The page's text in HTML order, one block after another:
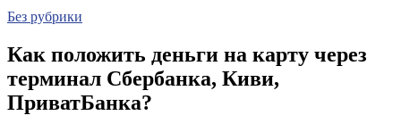
Без рубрики
Как положить деньги на карту через
терминал Сбербанка, Киви,
ПриватБанка?